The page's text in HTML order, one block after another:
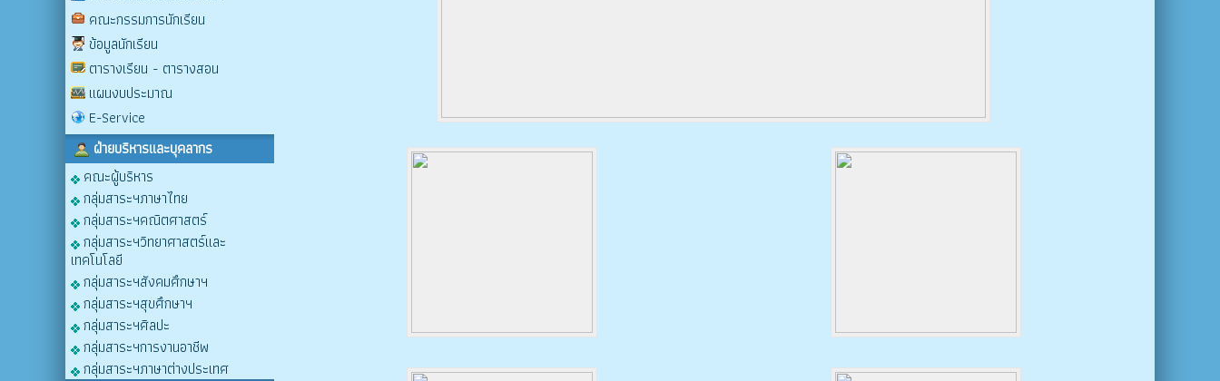
คณะกรรมการนักเรียน
ข้อมูลนักเรียน
ตารางเรียน - ตารางสอน
แผนงบประมาณ
E-Service
ฝ่ายบริหารและบุคลากร
คณะผู้บริหาร
กลุ่มสาระฯภาษาไทย
กลุ่มสาระฯคณิตศาสตร์
กลุ่มสาระฯวิทยาศาสตร์และ
เทคโนโลยี
กลุ่มสาระฯสังคมศึกษาฯ
กลุ่มสาระฯสุขศึกษาฯ
กลุ่มสาระฯศิลปะ
กลุ่มสาระฯการงานอาชีพ
กลุ่มสาระฯภาษาต่างประเทศ